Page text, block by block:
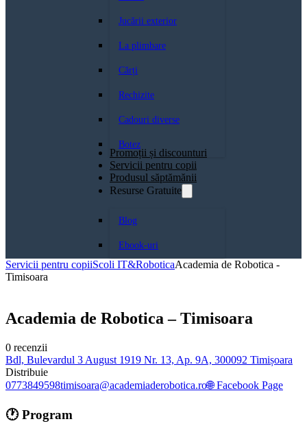
Jucării exterior
La plimbare
Cărți
Rechizite
Cadouri diverse
Botez
Promoții și discounturi
Servicii pentru copii
Produsul săptămănii
Resurse Gratuite
Blog
Ebook-uri
Servicii pentru copiiScoli IT&RoboticaAcademia de Robotica -
Timisoara
Academia de Robotica – Timisoara
0 recenzii
Bdl, Bulevardul 3 August 1919 Nr. 13, Ap. 9A, 300092 Timișoara
Distribuie
0773849598timisoara@academiaderobotica.ro🌐 Facebook Page
🕐 Program